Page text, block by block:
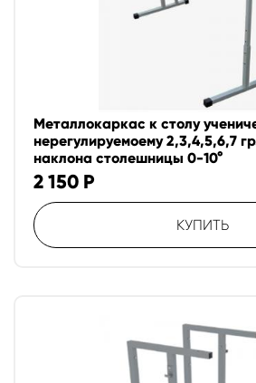
Металлокаркас к столу
нерегулируемоему 2,3,4,5,6,7
наклона столешницы 0-10°
2 150 Р
КУПИТЬ